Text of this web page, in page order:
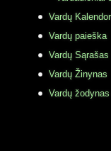
Vardų
Vardų paieška
Vardų Sąrašas
Vardų Žinynas
Vardų